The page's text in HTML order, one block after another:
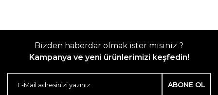
Bizden haberdar olmak ister misiniz ?
Kampanya ve yeni ürünlerimizi keşfedin!
ABONE OL